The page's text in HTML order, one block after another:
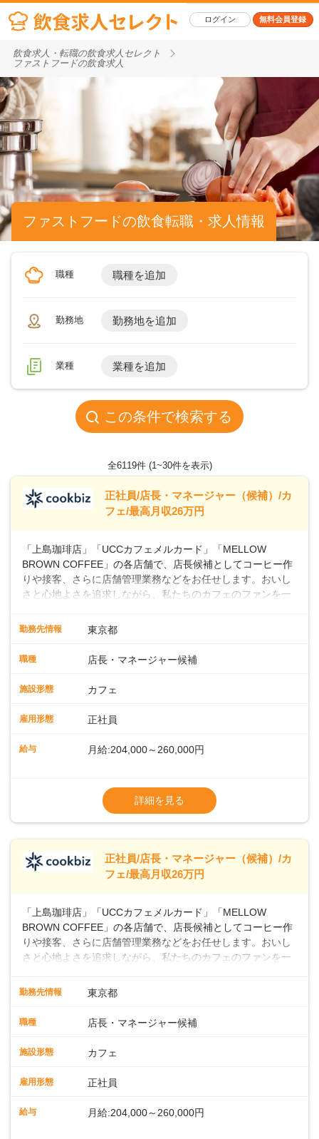
ログイン 無料会員登録
飲食求人・転職の飲食求人セレクト
ファストフードの飲食求人
ファストフードの飲食転職・求人情報
職種 職種を追加
勤務地 勤務地を追加
業種 業種を追加
この条件で検索する
全6119件 (1~30件を表示)
正社員/店長・マネージャー（候補）/カ
フェ/最高月収26万円
「上島珈琲店」「UCCカフェメルカード」「MELLOW
BROWN COFFEE」の各店舗で、店長候補としてコーヒー作
りや接客、さらに店舗管理業務などをお任せします。おいし
さと心地よさを追求しながら、私たちのカフェのファンを一
の抽出や各種ドリンクの作成お客様のご案内、レジ対応軽食
タートも安心 ◎サポート体制充実コーヒーの知識から接客マ
から40代まで幅広い年齢層が活躍しており、チームワークも
るので、スムーズに業務に馴染める環境です。「カフェの接
長として活躍を！接客業務になれたら、売上・シフト・在庫
一切無用♪一つひとつをしっかり伝えていきますので、無理の
ないペースで覚えていきましょう！さらにマネージャーへの
勤務先情報 東京都
職種 店長・マネージャー候補
施設形態 カフェ
雇用形態 正社員
給与 月給:204,000～260,000円
ます・東日本エリア：月給21万4000～27万
※経験・スキルを考慮の上、決定します。
※別途、残業代および各種手当あり
※試用期間なし
■店長職： ・西日本／月給26万7500円
万円＋賞与(年3回)・店長職：年収410万円／
詳細を見る
正社員/店長・マネージャー（候補）/カ
フェ/最高月収26万円
「上島珈琲店」「UCCカフェメルカード」「MELLOW
BROWN COFFEE」の各店舗で、店長候補としてコーヒー作
りや接客、さらに店舗管理業務などをお任せします。おいし
さと心地よさを追求しながら、私たちのカフェのファンを一
の抽出や各種ドリンクの作成お客様のご案内、レジ対応軽食
タートも安心 ◎サポート体制充実コーヒーの知識から接客マ
から40代まで幅広い年齢層が活躍しており、チームワークも
るので、スムーズに業務に馴染める環境です。「カフェの接
長として活躍を！接客業務になれたら、売上・シフト・在庫
勤務先情報 東京都
職種 店長・マネージャー候補
施設形態 カフェ
雇用形態 正社員
給与 月給:204,000～260,000円